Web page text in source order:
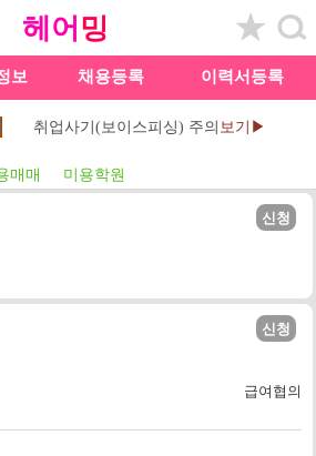
헤어 밍
보 채용등록 이력서등록
취업사기(보이스피싱) 주의 보기▶
매매 미용학원
신청
신청
급여협의